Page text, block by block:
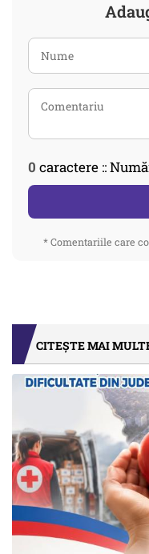
0 caractere ::
* Comentariile care
CITEȘTE MAI